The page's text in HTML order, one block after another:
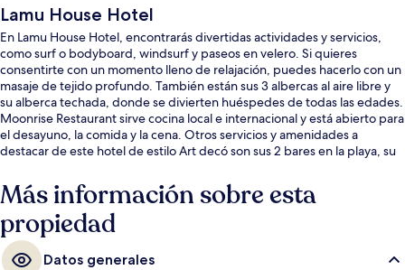
Lamu House Hotel
En Lamu House Hotel, encontrarás divertidas actividades y servicios,
como surf o bodyboard, windsurf y paseos en velero. Si quieres
consentirte con un momento lleno de relajación, puedes hacerlo con un
masaje de tejido profundo. También están sus 3 albercas al aire libre y
su alberca techada, donde se divierten huéspedes de todas las edades.
Moonrise Restaurant sirve cocina local e internacional y está abierto para
el desayuno, la comida y la cena. Otros servicios y amenidades a
destacar de este hotel de estilo Art decó son sus 2 bares en la playa, su
Más información sobre esta
propiedad
Datos generales